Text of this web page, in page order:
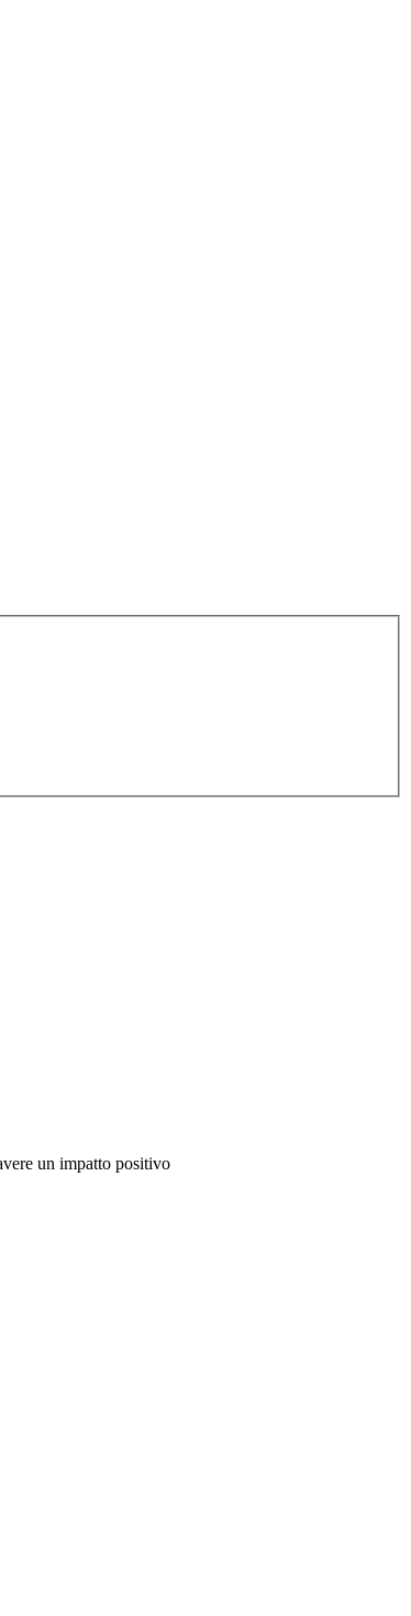
un impatto positivo